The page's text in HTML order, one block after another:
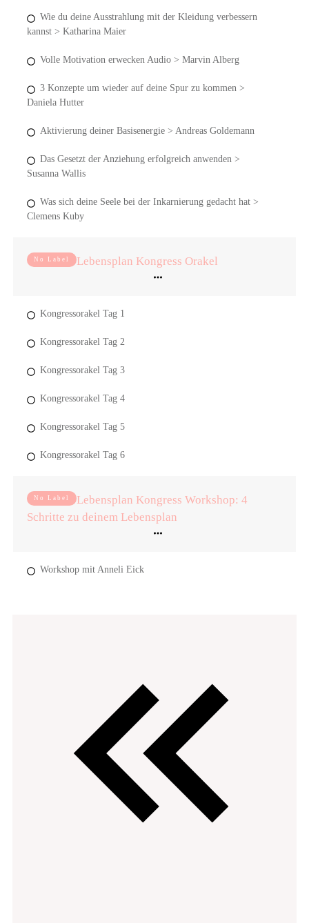
Wie du deine Ausstrahlung mit der Kleidung verbessern
kannst > Katharina Maier
Volle Motivation erwecken Audio > Marvin Alberg
3 Konzepte um wieder auf deine Spur zu kommen >
Daniela Hutter
Aktivierung deiner Basisenergie > Andreas Goldemann
Das Gesetzt der Anziehung erfolgreich anwenden >
Susanna Wallis
Was sich deine Seele bei der Inkarnierung gedacht hat >
Clemens Kuby
No Label Lebensplan Kongress Orakel
Kongressorakel Tag 1
Kongressorakel Tag 2
Kongressorakel Tag 3
Kongressorakel Tag 4
Kongressorakel Tag 5
Kongressorakel Tag 6
No Label
Lebensplan Kongress Workshop: 4
Schritte zu deinem Lebensplan
Workshop mit Anneli Eick